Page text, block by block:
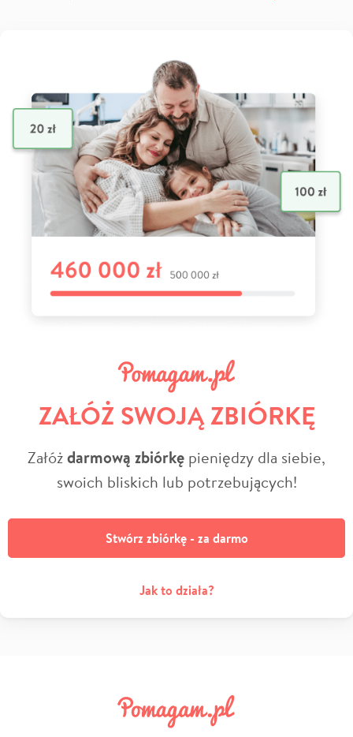
ZAŁÓŻ SWOJĄ ZBIÓRKĘ
Załóżdarmową zbiórkę pieniędzy dla siebie,
swoich bliskich lub potrzebujących!
Stwórz zbiórkę - za darmo
Jak to działa?